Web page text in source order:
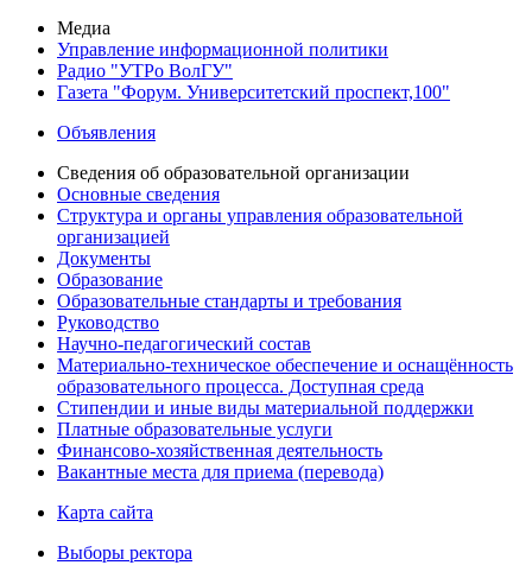
Медиа
Управление информационной политики
Радио "УТРо ВолГУ"
Газета "Форум. Университетский проспект,100"
Объявления
Сведения об образовательной организации
Основные сведения
Структура и органы управления образовательной
организацией
Документы
Образование
Образовательные стандарты и требования
Руководство
Научно-педагогический состав
Материально-техническое обеспечение и оснащённость
образовательного процесса. Доступная среда
Стипендии и иные виды материальной поддержки
Платные образовательные услуги
Финансово-хозяйственная деятельность
Вакантные места для приема (перевода)
Карта сайта
Выборы ректора